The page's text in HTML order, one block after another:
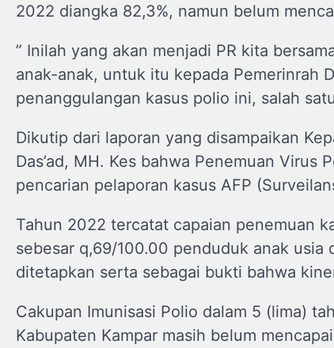
2022 diangka 82,3%, namun belum
” Inilah yang akan menjadi PR kita
anak-anak, untuk itu kepada Pemerinrah
penanggulangan kasus polio ini, salah
Dikutip dari laporan yang disampaikan
Das’ad, MH. Kes bahwa Penemuan
pencarian pelaporan kasus AFP
Tahun 2022 tercatat capaian penemuan
sebesar q,69/100.00 penduduk anak
ditetapkan serta sebagai bukti bahwa
Cakupan Imunisasi Polio dalam 5 (lima)
Kabupaten Kampar masih belum